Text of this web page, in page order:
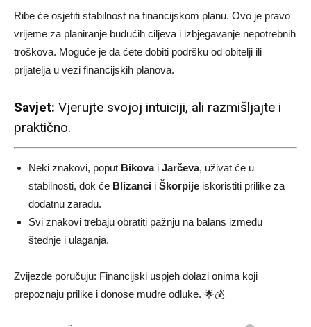
Ribe će osjetiti stabilnost na financijskom planu. Ovo je pravo
vrijeme za planiranje budućih ciljeva i izbjegavanje nepotrebnih
troškova. Moguće je da ćete dobiti podršku od obitelji ili
prijatelja u vezi financijskih planova.
Savjet: Vjerujte svojoj intuiciji, ali razmišljajte i
praktično.
Neki znakovi, poput Bikovai Jarčeva, uživat će u
stabilnosti, dok će Blizanci i Škorpije iskoristiti prilike za
dodatnu zaradu.
Svi znakovi trebaju obratiti pažnju na balans između
štednje i ulaganja.
Zvijezde poručuju: Financijski uspjeh dolazi onima koji
prepoznaju prilike i donose mudre odluke. 🌟💰